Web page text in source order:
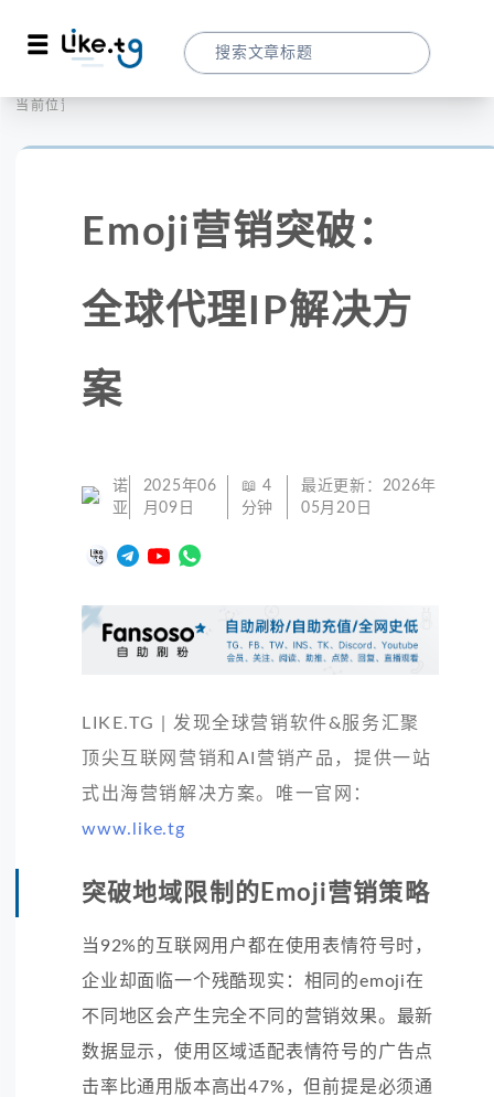
当前位置：
Emoji营销突破：
全球代理IP解决方
案
诺
亚
2025年06
月09日
📖 4
分钟
最近更新： 2026年
05月20日
LIKE.TG | 发现全球营销软件&服务汇聚
顶尖互联网营销和AI营销产品，提供一站
式出海营销解决方案。唯一官网：
www.like.tg
突破地域限制的Emoji营销策略
当92%的互联网用户都在使用表情符号时，
企业却面临一个残酷现实：相同的emoji在
不同地区会产生完全不同的营销效果。最新
数据显示，使用区域适配表情符号的广告点
击率比通用版本高出47%，但前提是必须通